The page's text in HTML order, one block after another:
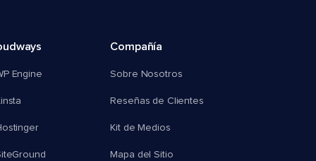
Engine
Compañía
Sobre Nosotros
Reseñas de Clientes
Kit de Medios
Mapa del Sitio